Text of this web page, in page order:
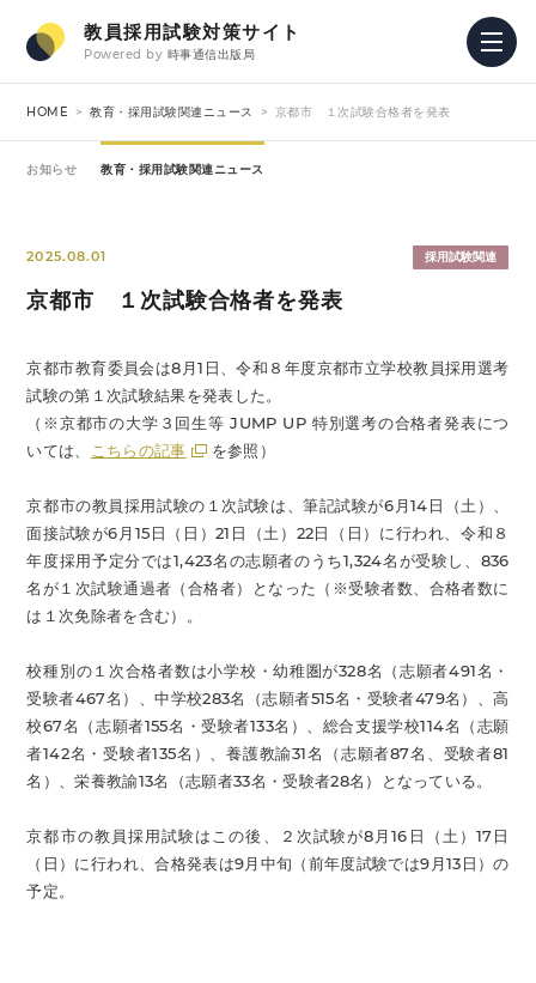
教員採用試験対策サイト
Powered by 時事通信出版局
HOME 教育・採用試験関連ニュース 京都市 １次試験合格者を発表
お知らせ 教育・採用試験関連ニュース
2025.08.01 採用試験関連
京都市 １次試験合格者を発表
京都市教育委員会は8月1日、令和８年度京都市立学校教員採用選考
試験の第１次試験結果を発表した。
（※京都市の大学３回生等 JUMP UP 特別選考の合格者発表につ
いては、
こちらの記事 を参照）
京都市の教員採用試験の１次試験は、筆記試験が6月14日（土）、
面接試験が6月15日（日）21日（土）22日（日）に行われ、令和８
年度採用予定分では1,423名の志願者のうち1,324名が受験し、836
名が１次試験通過者（合格者）となった（※受験者数、合格者数に
は１次免除者を含む）。
校種別の１次合格者数は小学校・幼稚圏が328名（志願者491名・
受験者467名）、中学校283名（志願者515名・受験者479名）、高
校67名（志願者155名・受験者133名）、総合支援学校114名（志願
者142名・受験者135名）、養護教諭31名（志願者87名、受験者81
名）、栄養教諭13名（志願者33名・受験者28名）となっている。
京都市の教員採用試験はこの後、２次試験が8月16日（土）17日
（日）に行われ、合格発表は9月中旬（前年度試験では9月13日）の
予定。